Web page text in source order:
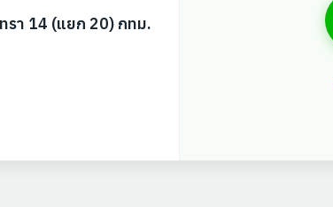
รา 14 (แยก 20) กทม.